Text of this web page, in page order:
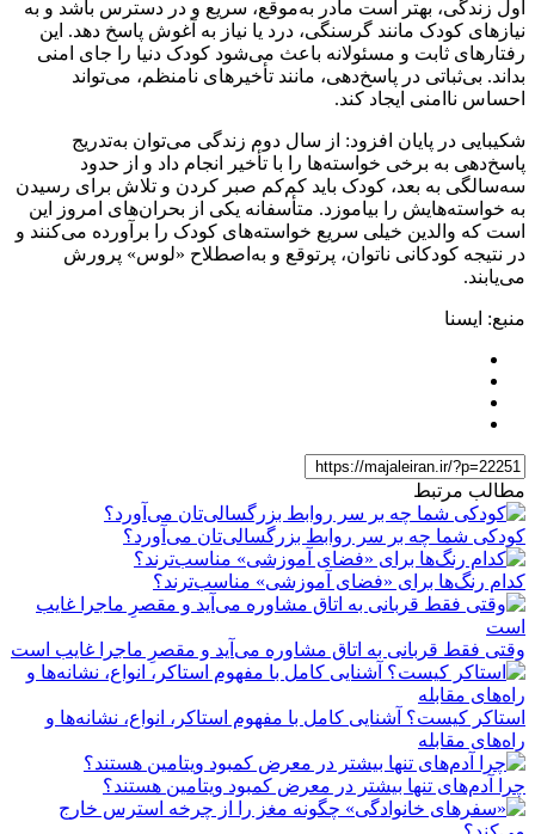
اول زندگی، بهتر است مادر به‌موقع، سریع و در دسترس باشد و به
نیازهای کودک مانند گرسنگی، درد یا نیاز به آغوش پاسخ دهد. این
رفتارهای ثابت و مسئولانه باعث می‌شود کودک دنیا را جای امنی
بداند. بی‌ثباتی در پاسخ‌دهی، مانند تأخیرهای نامنظم، می‌تواند
احساس ناامنی ایجاد کند.
شکیبایی در پایان افزود: از سال دوم زندگی می‌توان به‌تدریج
پاسخ‌دهی به برخی خواسته‌ها را با تأخیر انجام داد و از حدود
سه‌سالگی به بعد، کودک باید کم‌کم صبر کردن و تلاش برای رسیدن
به خواسته‌هایش را بیاموزد. متأسفانه یکی از بحران‌های امروز این
است که والدین خیلی سریع خواسته‌های کودک را برآورده می‌کنند و
در نتیجه کودکانی ناتوان، پرتوقع و به‌اصطلاح «لوس» پرورش
می‌یابند.
منبع: ایسنا
مطالب مرتبط
کودکی شما چه بر سر روابط بزرگسالی‌تان می‌آورد؟
کدام رنگ‌ها برای «فضای آموزشی» مناسب‌ترند؟
وقتی فقط قربانی به اتاق مشاوره می‌آید و مقصرِ ماجرا غایب است
استاکر کیست؟ آشنایی کامل با مفهوم استاکر، انواع، نشانه‌ها و
راه‌های مقابله
چرا آدم‌های تنها بیشتر در معرض کمبود ویتامین هستند؟